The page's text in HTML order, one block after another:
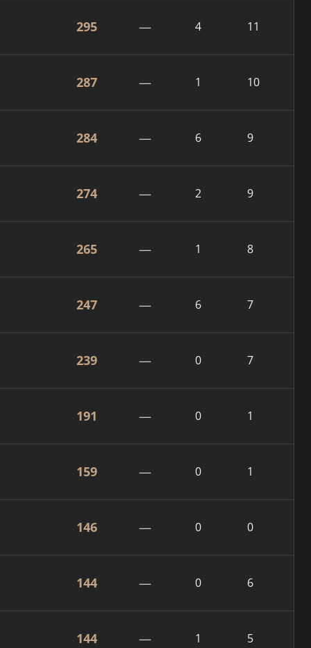
295 — 4 11
287 — 1 10
284 — 6 9
274 — 2 9
265 — 1 8
247 — 6 7
239 — 0 7
191 — 0 1
159 — 0 1
146 — 0 0
144 — 0 6
144 — 1 5